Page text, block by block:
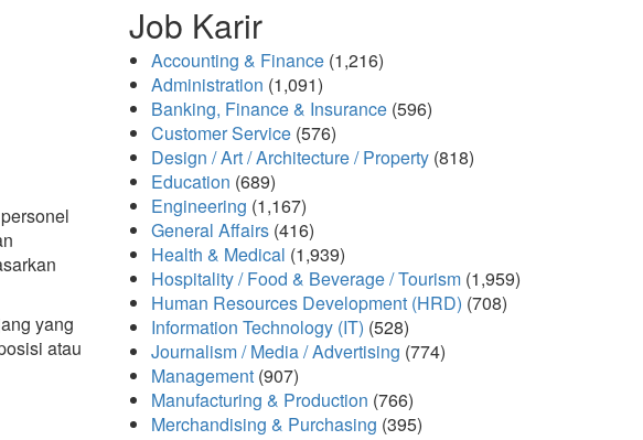
yang
atau
Job Karir
Accounting & Finance (1,216)
Administration (1,091)
Banking, Finance & Insurance (596)
Customer Service (576)
Design / Art / Architecture / Property (818)
Education (689)
Engineering (1,167)
General Affairs (416)
Health & Medical (1,939)
Hospitality / Food & Beverage / Tourism (1,959)
Human Resources Development (HRD) (708)
Information Technology (IT) (528)
Journalism / Media / Advertising (774)
Management (907)
Manufacturing & Production (766)
Merchandising & Purchasing (395)